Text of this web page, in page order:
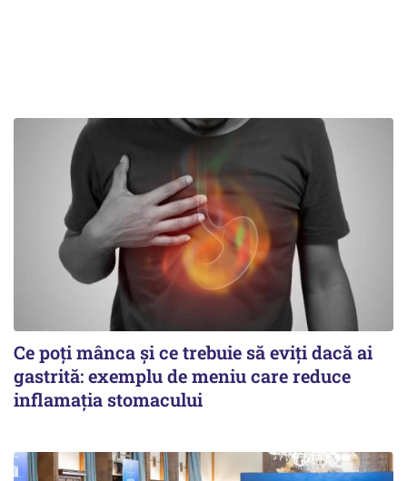
Ce poți mânca și ce trebuie să eviți dacă ai
gastrită: exemplu de meniu care reduce
inflamația stomacului